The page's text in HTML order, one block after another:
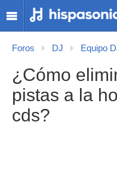
Foros DJ Equipo
¿Cómo
pistas a la
cds?